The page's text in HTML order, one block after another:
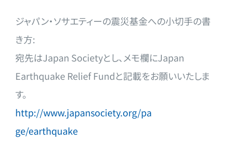
ジャパン・ソサエティーの震災基金への小切手の書
き方:
宛先はJapan Societyとし、メモ欄にJapan
Earthquake Relief Fundと記載をお願いいたしま
す。
http://www.japansociety.org/pa
ge/earthquake